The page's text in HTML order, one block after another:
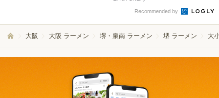
Recommended by
大阪 大阪 ラーメン 堺・泉南 ラーメン 堺 ラーメン 大